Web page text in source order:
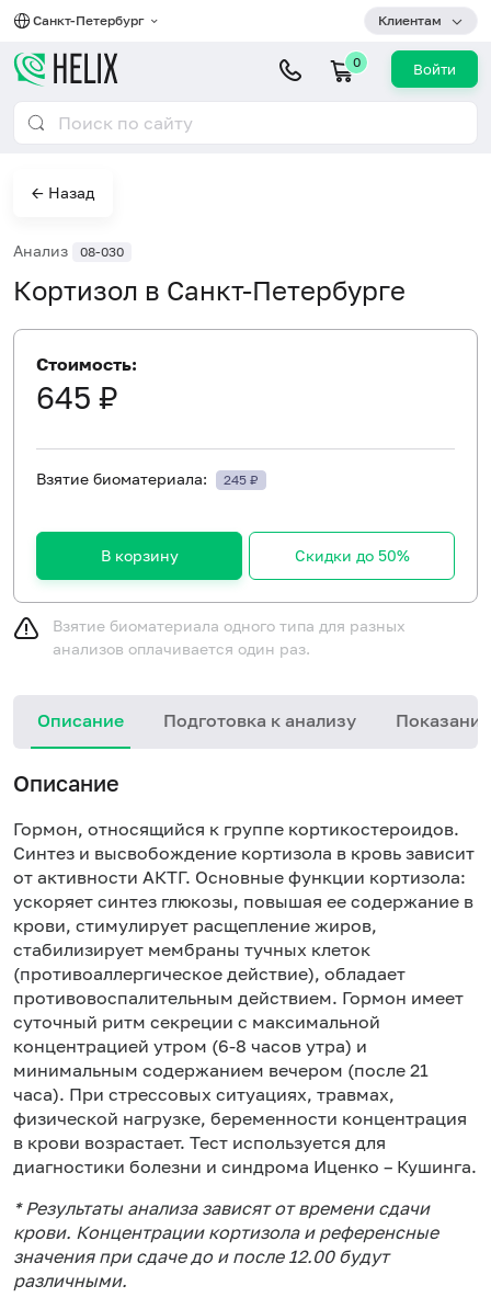
Санкт-Петербург Клиентам
0 Войти
← Назад
Анализ 08-030
Кортизол в Санкт-Петербурге
Стоимость:
645 ₽
Взятие биоматериала: 245 ₽
В корзину Скидки до 50%
Взятие биоматериала одного типа для разных
анализов оплачивается один раз.
Описание Подготовка к анализу
Описание
Гормон, относящийся к группе кортикостероидов.
Синтез и высвобождение кортизола в кровь зависит
от активности АКТГ. Основные функции кортизола:
ускоряет синтез глюкозы, повышая ее содержание в
крови, стимулирует расщепление жиров,
стабилизирует мембраны тучных клеток
(противоаллергическое действие), обладает
противовоспалительным действием. Гормон имеет
суточный ритм секреции с максимальной
концентрацией утром (6-8 часов утра) и
минимальным содержанием вечером (после 21
часа). При стрессовых ситуациях, травмах,
физической нагрузке, беременности концентрация
в крови возрастает. Тест используется для
диагностики болезни и синдрома Иценко – Кушинга.
* Результаты анализа зависят от времени сдачи
крови. Концентрации кортизола и референсные
значения при сдаче до и после 12.00 будут
различными.